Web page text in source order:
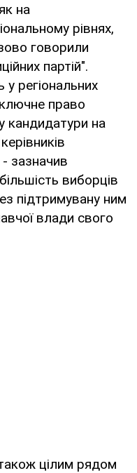
на
рівнях,
говорили
партій".
у регіональних
право
кандидатури на
- зазначив
виборців
підтримувану ним
влади свого
цілим рядом